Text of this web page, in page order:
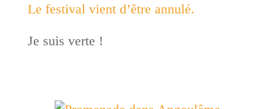
Le festival vient d’être annulé.
Je suis verte !